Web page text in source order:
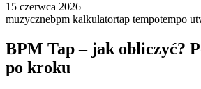
15 czerwca 2026
muzycznebpm kalkulatortap tempotempo
BPM Tap – jak obliczyć?
po kroku